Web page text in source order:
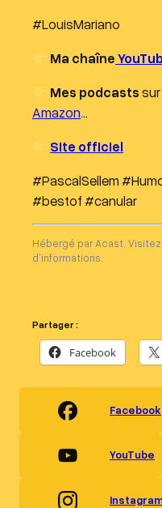
#LouisMariano
Ma chaîne
Mes podcastssur
Amazon…
Site officiel
#PascalSellem
#bestof #canular
Hébergé par Acast. Visitez
d’informations.
Partager :
Facebook
Facebook
YouTube